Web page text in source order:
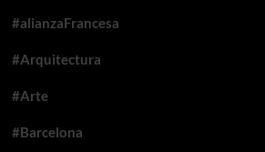
#alianzaFrancesa
#Arquitectura
#Arte
#Barcelona